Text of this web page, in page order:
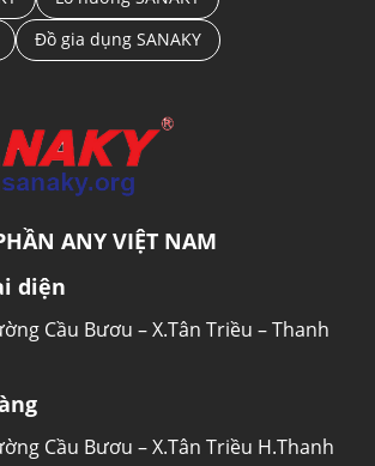
Đồ gia dụng SANAKY
ANY VIỆT NAM
diện
Cầu Bươu – X.Tân Triều – Thanh
Cầu Bươu – X.Tân Triều H.Thanh